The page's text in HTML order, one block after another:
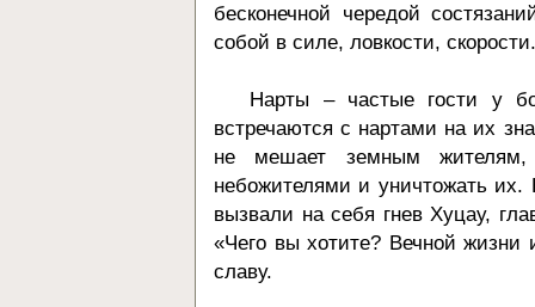
бесконечной чередой
собой в силе, ловкости,
Нарты – частые гости у
встречаются с нартами на их
не мешает земным жителям,
небожителями и уничтожать
вызвали на себя гнев Хуцау,
«Чего вы хотите? Вечной
славу.